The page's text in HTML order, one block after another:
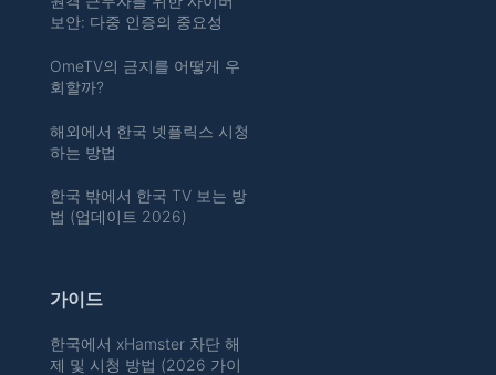
보안: 다중 인증의 중요성
OmeTV의 금지를 어떻게 우
회할까?
해외에서 한국 넷플릭스 시청
하는 방법
한국 밖에서 한국 TV 보는 방
법 (업데이트 2026)
가이드
한국에서 xHamster 차단 해
제 및 시청 방법 (2026 가이